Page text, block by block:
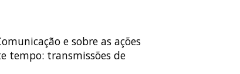
e sobre as ações
tempo: transmissões de